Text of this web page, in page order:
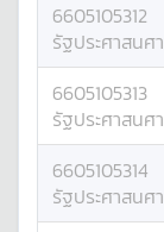
6605105312
รัฐประศาสนศ
6605105313
รัฐประศาสนศ
6605105314
รัฐประศาสนศ